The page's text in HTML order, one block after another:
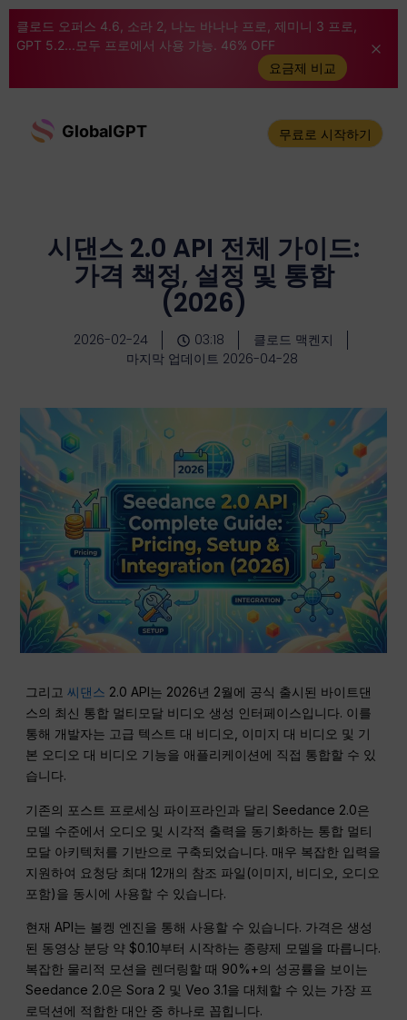
클로드 오퍼스 4.6, 소라 2, 나노 바나나 프로, 제미니 3 프로,
GPT 5.2...모두 프로에서 사용 가능. 46% OFF
요금제 비교
GlobalGPT 무료로 시작하기
시댄스 2.0 API 전체 가이드:
가격 책정, 설정 및 통합
(2026)
2026-02-24 03:18
클로드 맥켄지
마지막 업데이트 2026-04-28
그리고씨댄스 2.0 API는 2026년 2월에 공식 출시된 바이트댄
스의 최신 통합 멀티모달 비디오 생성 인터페이스입니다. 이를
통해 개발자는 고급 텍스트 대 비디오, 이미지 대 비디오 및 기
본 오디오 대 비디오 기능을 애플리케이션에 직접 통합할 수 있
습니다.
기존의 포스트 프로세싱 파이프라인과 달리 Seedance 2.0은
모델 수준에서 오디오 및 시각적 출력을 동기화하는 통합 멀티
모달 아키텍처를 기반으로 구축되었습니다. 매우 복잡한 입력을
지원하여 요청당 최대 12개의 참조 파일(이미지, 비디오, 오디오
포함)을 동시에 사용할 수 있습니다.
현재 API는 볼켕 엔진을 통해 사용할 수 있습니다. 가격은 생성
된 동영상 분당 약 $0.10부터 시작하는 종량제 모델을 따릅니다.
복잡한 물리적 모션을 렌더링할 때 90%+의 성공률을 보이는
Seedance 2.0은 Sora 2 및 Veo 3.1을 대체할 수 있는 가장 프
로덕션에 적합한 대안 중 하나로 꼽힙니다.